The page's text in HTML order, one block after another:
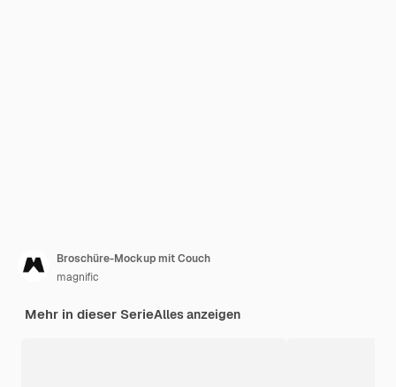
Broschüre-Mockup mit Couch
magnific
Mehr in dieser SerieAlles anzeigen